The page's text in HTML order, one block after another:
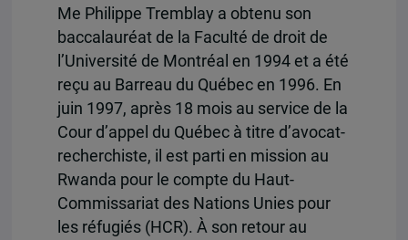
Me Philippe Tremblay a obtenu son
baccalauréat de la Faculté de droit de
l’Université de Montréal en 1994 et a été
reçu au Barreau du Québec en 1996. En
juin 1997, après 18 mois au service de la
Cour d’appel du Québec à titre d’avocat-
recherchiste, il est parti en mission au
Rwanda pour le compte du Haut-
Commissariat des Nations Unies pour
les réfugiés (HCR). À son retour au